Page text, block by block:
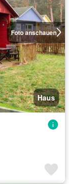
Foto anschauen
Haus